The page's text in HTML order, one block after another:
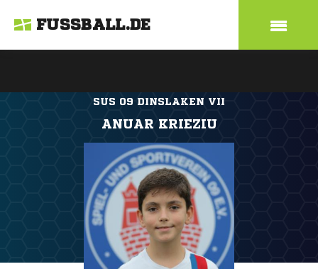
FUSSBALL.DE
SUS 09 DINSLAKEN VII
ANUAR KRIEZIU